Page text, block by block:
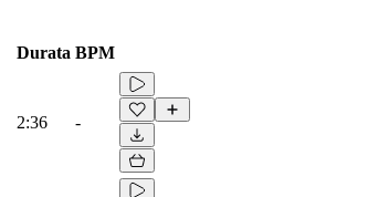
Durata BPM
2:36 -